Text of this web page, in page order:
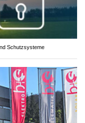
Schutzsysteme